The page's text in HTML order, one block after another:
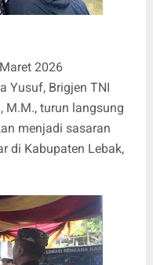
2026
Yusuf, Brigjen TNI
M.M., turun langsung
menjadi sasaran
di Kabupaten Lebak,